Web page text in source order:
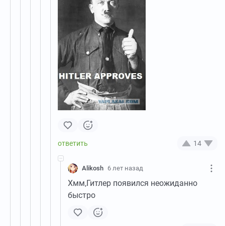
14
Alikosh 6 лет назад
Хмм,Гитлер появился неожиданно
быстро